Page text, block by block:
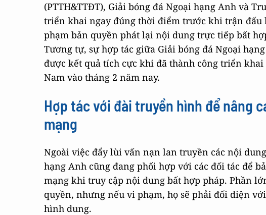
(PTTH&TTĐT), Giải bóng đá Ngoại hạng Anh và
triển khai ngay đúng thời điểm trước khi trận đấu
phạm bản quyền phát lại nội dung trực tiếp bất
Tương tự, sự hợp tác giữa Giải bóng đá Ngoại
được kết quả tích cực khi đã thành công triển
Nam vào tháng 2 năm nay.
Hợp tác với đài truyền hình để nâng
mạng
Ngoài việc đẩy lùi vấn nạn lan truyền các nội
hạng Anh cũng đang phối hợp với các đối tác để
mạng khi truy cập nội dung bất hợp pháp. Phần
quyền, nhưng nếu vi phạm, họ sẽ phải đối diện
hình dung.